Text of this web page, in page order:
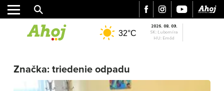
MESTO
REGIÓN
32°C
2026. 08. 09.
SK: Ľubomíra
HU: Emőd
Značka: triedenie odpadu